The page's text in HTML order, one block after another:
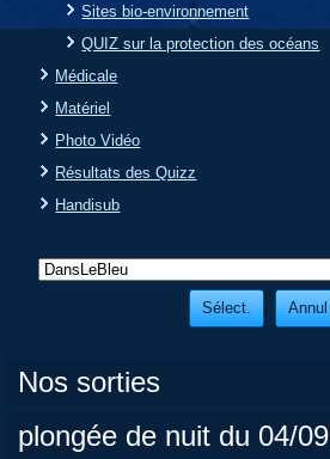
Sites bio-environnement
QUIZ sur la protection des océans
Médicale
Matériel
Photo Vidéo
Résultats des Quizz
Handisub
Nos sorties
plongée de nuit du 04/09